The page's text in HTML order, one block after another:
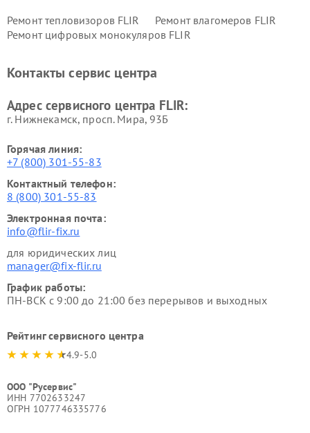
Ремонт тепловизоров FLIR
Ремонт влагомеров FLIR
Ремонт цифровых монокуляров FLIR
Контакты сервис центра
Адрес сервисного центра FLIR:
г. Нижнекамск, просп. Мира, 93Б
Горячая линия:
+7 (800) 301-55-83
Контактный телефон:
8 (800) 301-55-83
Электронная почта:
info@flir-fix.ru
для юридических лиц
manager@fix-flir.ru
График работы:
ПН-ВСК с 9:00 до 21:00 без перерывов и выходных
Рейтинг сервисного центра
4.9-5.0
ООО "Русервис"
ИНН 7702633247
ОГРН 1077746335776